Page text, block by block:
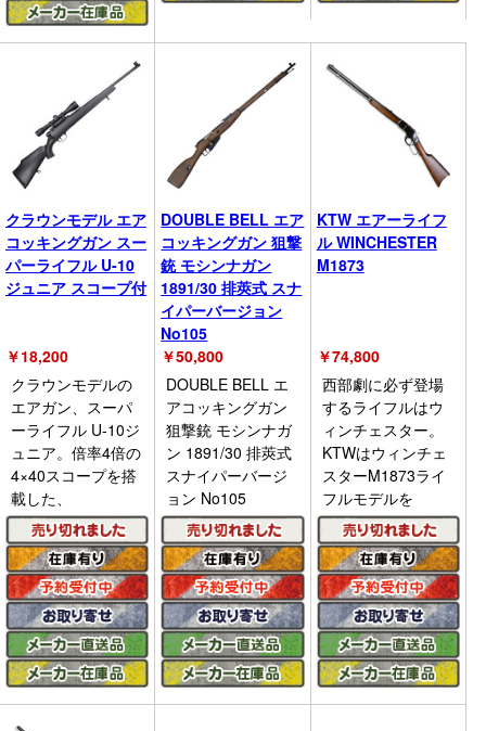
クラウンモデル エア
コッキングガン スー
パーライフル U-10
ジュニア スコープ付
￥18,200
クラウンモデルの
エアガン、スーパ
ーライフル U-10ジ
ュニア。倍率4倍の
4×40スコープを搭
載した、
DOUBLE BELL エア
コッキングガン 狙撃
銃 モシンナガン
1891/30 排莢式 スナ
イパーバージョン
No105
￥50,800
DOUBLE BELL エ
アコッキングガン
狙撃銃 モシンナガ
ン 1891/30 排莢式
スナイパーバージ
ョン No105
KTW エアーライフ
ル WINCHESTER
M1873
￥74,800
西部劇に必ず登場
するライフルはウ
ィンチェスター。
KTWはウィンチェ
スターM1873ライ
フルモデルを